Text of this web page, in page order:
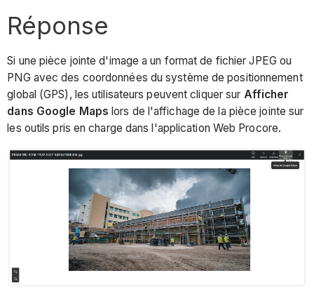
Réponse
Si une pièce jointe d'image a un format de fichier JPEG ou
PNG avec des coordonnées du système de positionnement
global (GPS), les utilisateurs peuvent cliquer sur Afficher
dans Google Maps lors de l'affichage de la pièce jointe sur
les outils pris en charge dans l'application Web Procore.